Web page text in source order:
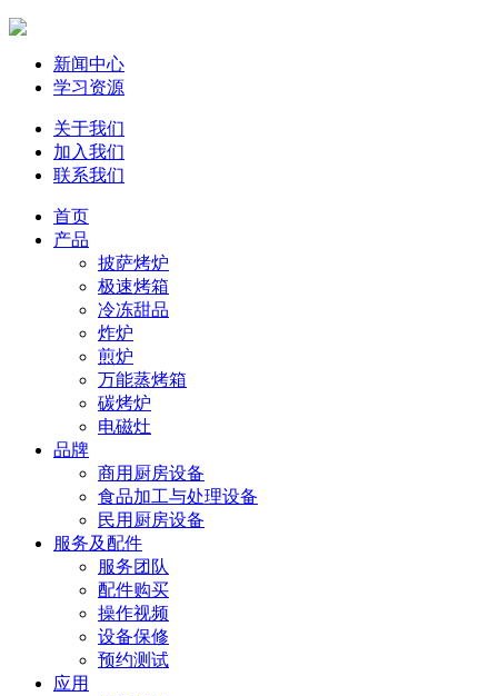
新闻中心
学习资源
关于我们
加入我们
联系我们
首页
产品
披萨烤炉
极速烤箱
冷冻甜品
炸炉
煎炉
万能蒸烤箱
碳烤炉
电磁灶
品牌
商用厨房设备
食品加工与处理设备
民用厨房设备
服务及配件
服务团队
配件购买
操作视频
设备保修
预约测试
应用